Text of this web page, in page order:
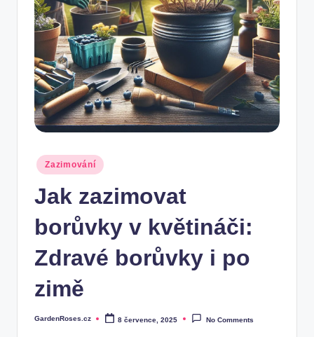
Posted
in
Zazimování
Jak zazimovat
borůvky v květináči:
Zdravé borůvky i po
zimě
Posted
GardenRoses.cz 8 července, 2025 No Comments